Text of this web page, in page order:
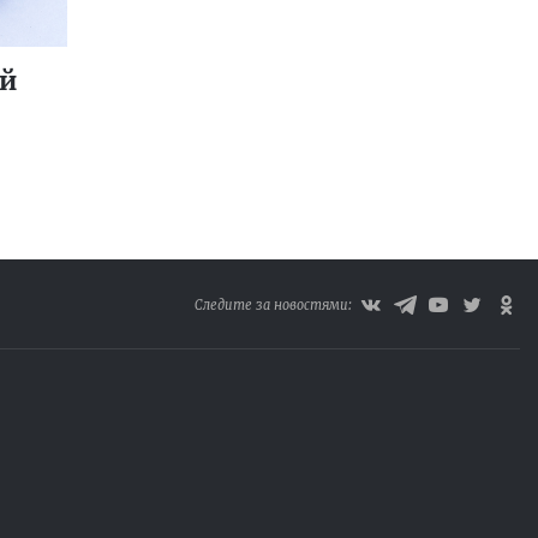
Следите за новостями: